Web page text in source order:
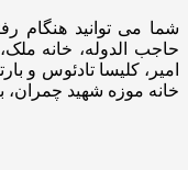
شما می توانید هنگام
حاجب الدوله، خانه
امیر، کلیسا تادئوس و
خانه موزه شهید چمران،